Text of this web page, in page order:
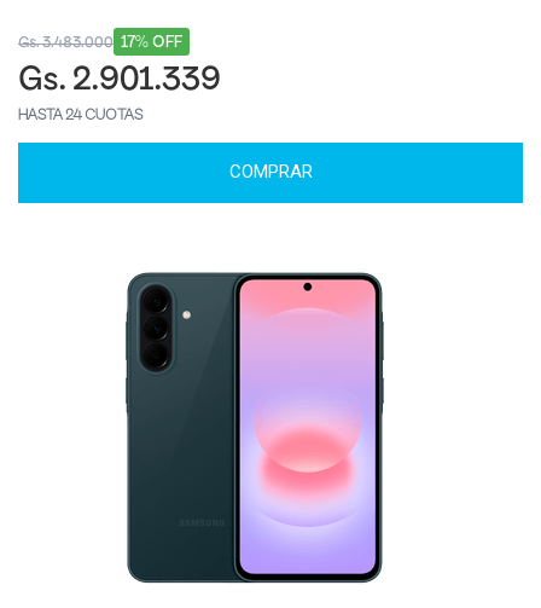
17% OFF
Gs. 3.483.000
Gs. 2.901.339
HASTA 24 CUOTAS
COMPRAR